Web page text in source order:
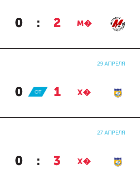
0 : 2 М�
29 АПРЕЛЯ
0 : 1 Х�
ОТ
27 АПРЕЛЯ
0 : 3 Х�